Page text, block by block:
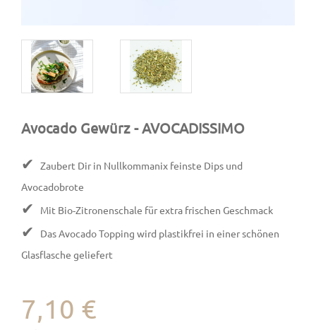
Avocado Gewürz - AVOCADISSIMO
✔ Zaubert Dir in Nullkommanix feinste Dips und
Avocadobrote
✔ Mit Bio-Zitronenschale für extra frischen Geschmack
✔
Das Avocado Topping wird plastikfrei in einer schönen
Glasflasche geliefert
7,10 €